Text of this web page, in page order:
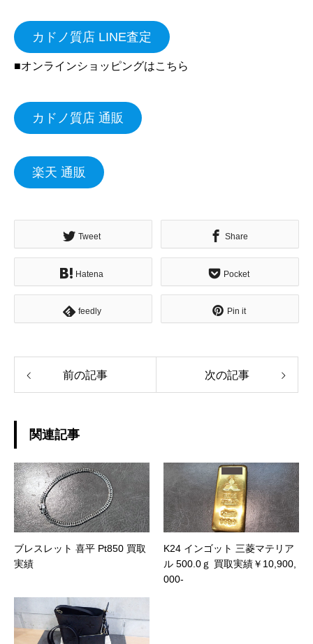
カドノ質店 LINE査定
■オンラインショッピングはこちら
カドノ質店 通販
楽天 通販
Tweet Share
Hatena Pocket
feedly Pin it
前の記事 次の記事
関連記事
ブレスレット 喜平 Pt850 買取
実績
K24 インゴット 三菱マテリア
ル 500.0ｇ 買取実績￥10,900,
000-